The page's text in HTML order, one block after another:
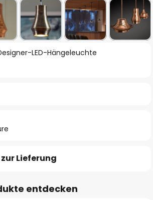
LED-Hängeleuchte
Lieferung
entdecken